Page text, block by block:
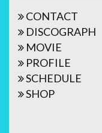
ー
シ
ョ
ン
CONTACT
DISCOGRAPH
MOVIE
PROFILE
SCHEDULE
SHOP